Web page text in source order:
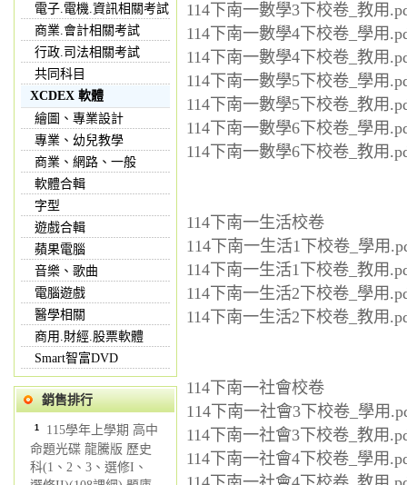
電子.電機.資訊相關考試
商業.會計相關考試
行政.司法相關考試
共同科目
XCDEX 軟體
繪圖、專業設計
專業、幼兒教學
商業、網路、一般
軟體合輯
字型
遊戲合輯
蘋果電腦
音樂、歌曲
電腦遊戲
醫學相關
商用.財經.股票軟體
Smart智富DVD
銷售排行
1 115學年上學期 高中
命題光碟 龍騰版 歷史
科(1、2、3、選修I、
114下南一數學3下校卷_教用
114下南一數學4下校卷_學用
114下南一數學4下校卷_教用
114下南一數學5下校卷_學用
114下南一數學5下校卷_教用
114下南一數學6下校卷_學用
114下南一數學6下校卷_教用
114下南一生活校卷
114下南一生活1下校卷_學用
114下南一生活1下校卷_教用
114下南一生活2下校卷_學用
114下南一生活2下校卷_教用
114下南一社會校卷
114下南一社會3下校卷_學用
114下南一社會3下校卷_教用
114下南一社會4下校卷_學用